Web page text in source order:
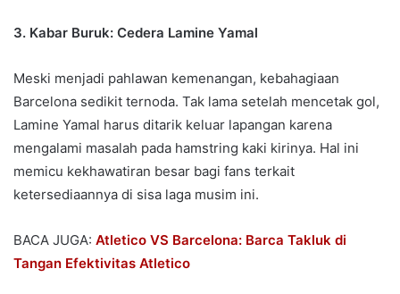
3. Kabar Buruk: Cedera Lamine Yamal
Meski menjadi pahlawan kemenangan, kebahagiaan
Barcelona sedikit ternoda. Tak lama setelah mencetak gol,
Lamine Yamal harus ditarik keluar lapangan karena
mengalami masalah pada hamstring kaki kirinya. Hal ini
memicu kekhawatiran besar bagi fans terkait
ketersediaannya di sisa laga musim ini.
BACA JUGA: Atletico VS Barcelona: Barca Takluk di
Tangan Efektivitas Atletico